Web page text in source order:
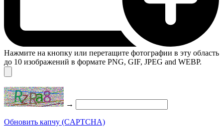
Нажмите на кнопку или перетащите фотографии в эту область
до 10 изображений в формате PNG, GIF, JPEG and WEBP.
→
Обновить капчу (CAPTCHA)